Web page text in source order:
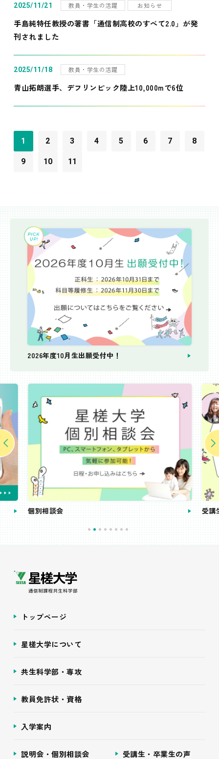
2025/11/21 教員・学生の活躍 お知らせ
手島純特任教授の著書「通信制高校のすべて2.0」が発
刊されました
2025/11/18 教員・学生の活躍
青山拓朗選手、デフリンピック陸上10,000mで6位
1 2 3 4 5 6 7 8
9 10 11
2026年度10月生出願受付中！
個別相談会 受講
トップページ
星槎大学について
共生科学部・専攻
教員免許状・資格
入学案内
説明会・個別相談会 受講生・卒業生の声